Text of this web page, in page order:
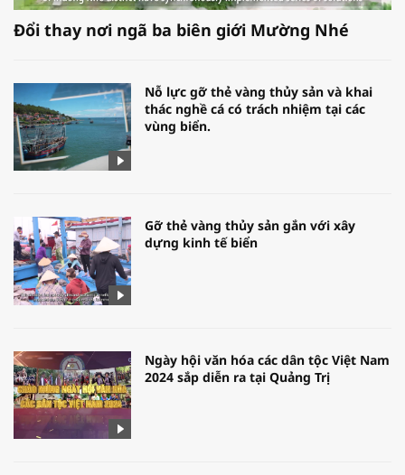
Đổi thay nơi ngã ba biên giới Mường Nhé
Nỗ lực gỡ thẻ vàng thủy sản và khai
thác nghề cá có trách nhiệm tại các
vùng biển.
Gỡ thẻ vàng thủy sản gắn với xây
dựng kinh tế biển
Ngày hội văn hóa các dân tộc Việt Nam
2024 sắp diễn ra tại Quảng Trị